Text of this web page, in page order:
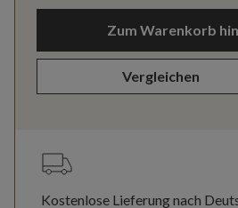
Zum Warenkorb
Vergleichen
Kostenlose Lieferung nach